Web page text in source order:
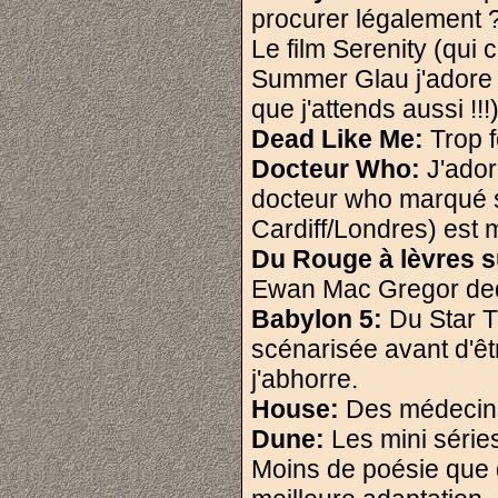
procurer légalement
Le film Serenity (qui
Summer Glau
que j'attends aussi !!!)
Dead Like Me: Trop
Docteur Who:
docteur who marqué
Cardiff/Londres) est
Du Rouge à lèvres
Ewan Mac Gregor
Babylon 5: Du Star
scénarisée avant
j'abhorre.
House: Des
Dune: Les mini
Moins de poésie